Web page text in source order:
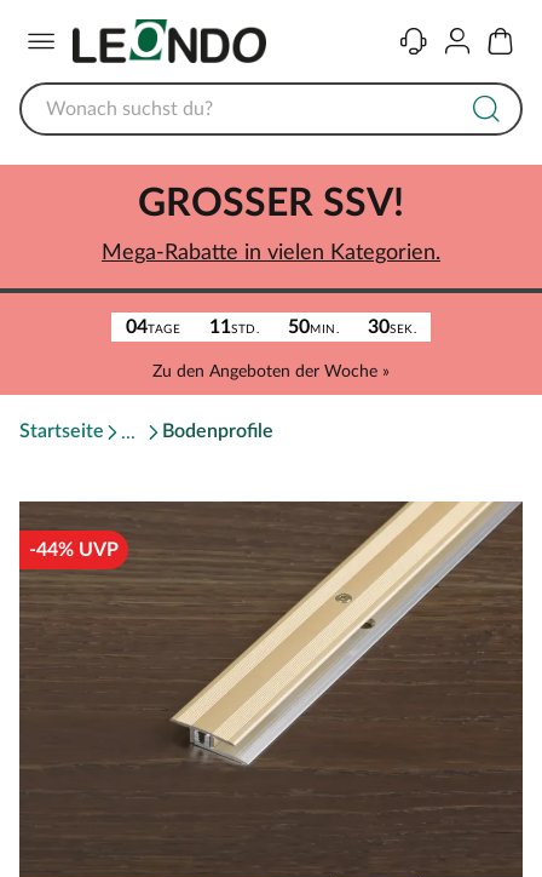
KontaktKonto
04TAGE 11STD. 50MIN. 30SEK.
Zu den Angeboten der Woche »
GROSSER SSV!
Mega-Rabatte in vielen Kategorien.
Startseite Bodenprofile
-44% UVP